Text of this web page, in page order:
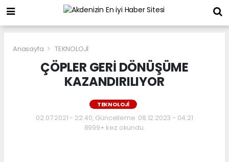
Anasayfa TEKNOLOJİ
ÇÖPLER GERİ DÖNÜŞÜME
KAZANDIRILIYOR
TEKNOLOJİ
02.07.2021 - 22:40, Güncelleme: 08.12.2023 - 04:21
8999+ kez okundu.